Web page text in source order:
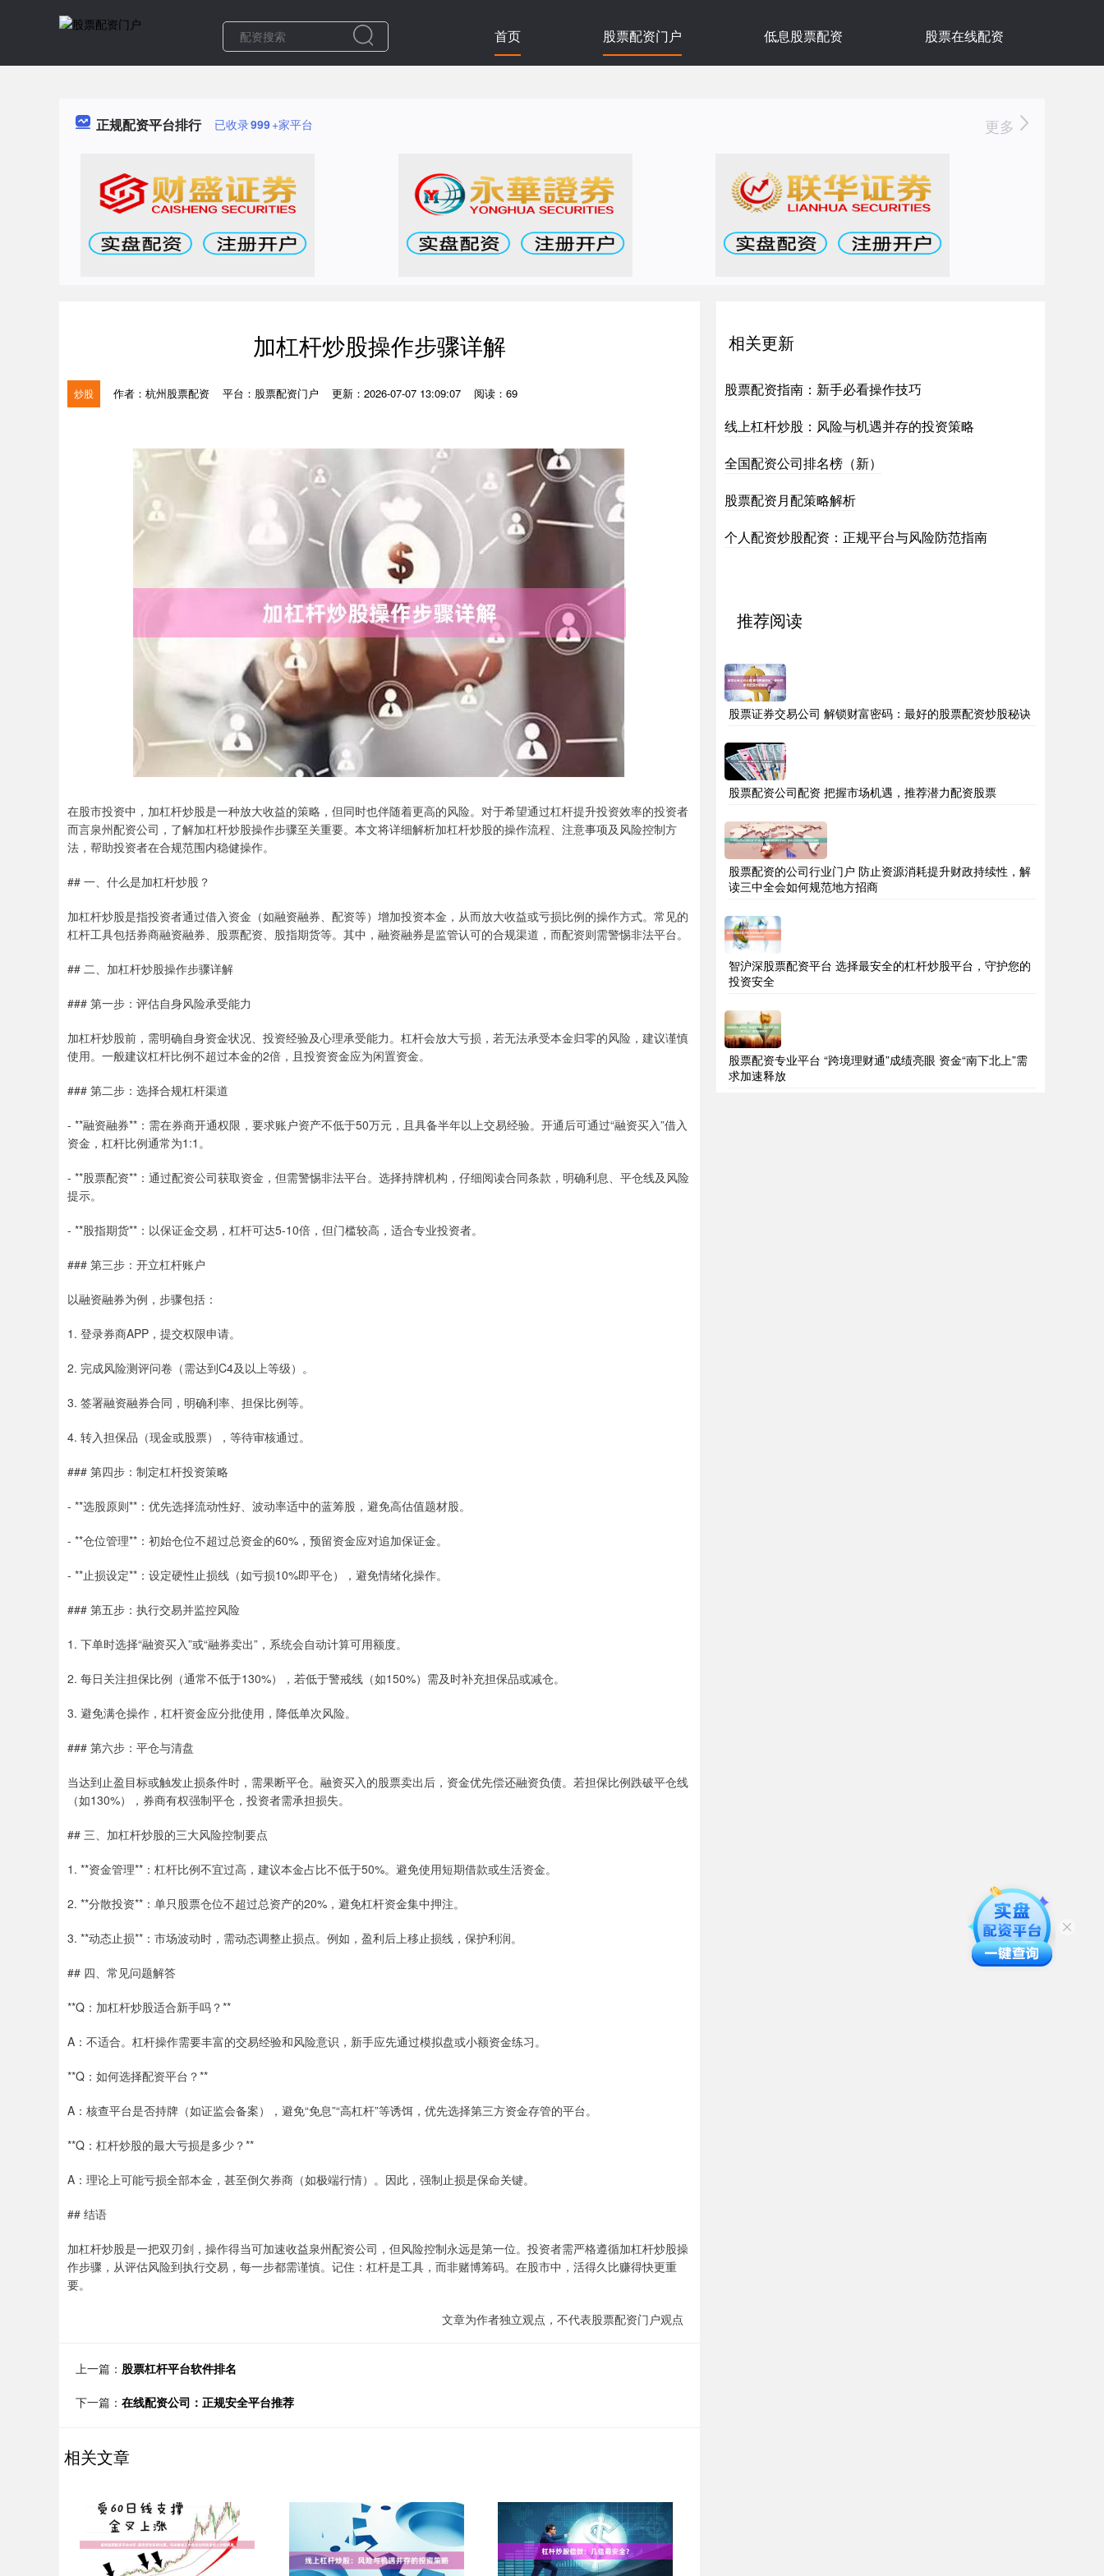
首页 股票配资门户 低息股票配资 股票在线配资
正规配资平台排行 已收录999+家平台 更多
加杠杆炒股操作步骤详解
炒股 作者：杭州股票配资 平台：股票配资门户 更新：2026-07-07 13:09:07 阅读：69
在股市投资中，加杠杆炒股是一种放大收益的策略，但同时也伴随着更高的风险。对于希望通过杠杆提升投资效率的投资者
而言泉州配资公司，了解加杠杆炒股操作步骤至关重要。本文将详细解析加杠杆炒股的操作流程、注意事项及风险控制方
法，帮助投资者在合规范围内稳健操作。
## 一、什么是加杠杆炒股？
加杠杆炒股是指投资者通过借入资金（如融资融券、配资等）增加投资本金，从而放大收益或亏损比例的操作方式。常见的
杠杆工具包括券商融资融券、股票配资、股指期货等。其中，融资融券是监管认可的合规渠道，而配资则需警惕非法平台。
## 二、加杠杆炒股操作步骤详解
### 第一步：评估自身风险承受能力
加杠杆炒股前，需明确自身资金状况、投资经验及心理承受能力。杠杆会放大亏损，若无法承受本金归零的风险，建议谨慎
使用。一般建议杠杆比例不超过本金的2倍，且投资资金应为闲置资金。
### 第二步：选择合规杠杆渠道
- **融资融券**：需在券商开通权限，要求账户资产不低于50万元，且具备半年以上交易经验。开通后可通过“融资买入”借入
资金，杠杆比例通常为1:1。
- **股票配资**：通过配资公司获取资金，但需警惕非法平台。选择持牌机构，仔细阅读合同条款，明确利息、平仓线及风险
提示。
- **股指期货**：以保证金交易，杠杆可达5-10倍，但门槛较高，适合专业投资者。
### 第三步：开立杠杆账户
以融资融券为例，步骤包括：
1. 登录券商APP，提交权限申请。
2. 完成风险测评问卷（需达到C4及以上等级）。
3. 签署融资融券合同，明确利率、担保比例等。
4. 转入担保品（现金或股票），等待审核通过。
### 第四步：制定杠杆投资策略
- **选股原则**：优先选择流动性好、波动率适中的蓝筹股，避免高估值题材股。
- **仓位管理**：初始仓位不超过总资金的60%，预留资金应对追加保证金。
- **止损设定**：设定硬性止损线（如亏损10%即平仓），避免情绪化操作。
### 第五步：执行交易并监控风险
1. 下单时选择“融资买入”或“融券卖出”，系统会自动计算可用额度。
2. 每日关注担保比例（通常不低于130%），若低于警戒线（如150%）需及时补充担保品或减仓。
3. 避免满仓操作，杠杆资金应分批使用，降低单次风险。
### 第六步：平仓与清盘
当达到止盈目标或触发止损条件时，需果断平仓。融资买入的股票卖出后，资金优先偿还融资负债。若担保比例跌破平仓线
（如130%），券商有权强制平仓，投资者需承担损失。
## 三、加杠杆炒股的三大风险控制要点
1. **资金管理**：杠杆比例不宜过高，建议本金占比不低于50%。避免使用短期借款或生活资金。
2. **分散投资**：单只股票仓位不超过总资产的20%，避免杠杆资金集中押注。
3. **动态止损**：市场波动时，需动态调整止损点。例如，盈利后上移止损线，保护利润。
## 四、常见问题解答
**Q：加杠杆炒股适合新手吗？**
A：不适合。杠杆操作需要丰富的交易经验和风险意识，新手应先通过模拟盘或小额资金练习。
**Q：如何选择配资平台？**
A：核查平台是否持牌（如证监会备案），避免“免息”“高杠杆”等诱饵，优先选择第三方资金存管的平台。
**Q：杠杆炒股的最大亏损是多少？**
A：理论上可能亏损全部本金，甚至倒欠券商（如极端行情）。因此，强制止损是保命关键。
## 结语
加杠杆炒股是一把双刃剑，操作得当可加速收益泉州配资公司，但风险控制永远是第一位。投资者需严格遵循加杠杆炒股操
作步骤，从评估风险到执行交易，每一步都需谨慎。记住：杠杆是工具，而非赌博筹码。在股市中，活得久比赚得快更重
要。
文章为作者独立观点，不代表股票配资门户观点
上一篇： 股票杠杆平台软件排名
下一篇： 在线配资公司：正规安全平台推荐
相关文章
相关更新
股票配资指南：新手必看操作技巧
线上杠杆炒股：风险与机遇并存的投资策略
全国配资公司排名榜（新）
股票配资月配策略解析
个人配资炒股配资：正规平台与风险防范指南
推荐阅读
股票证券交易公司 解锁财富密码：最好的股票配资炒股秘诀
股票配资公司配资 把握市场机遇，推荐潜力配资股票
股票配资的公司行业门户 防止资源消耗提升财政持续性，解
读三中全会如何规范地方招商
智沪深股票配资平台 选择最安全的杠杆炒股平台，守护您的
投资安全
股票配资专业平台 “跨境理财通”成绩亮眼 资金“南下北上”需
求加速释放